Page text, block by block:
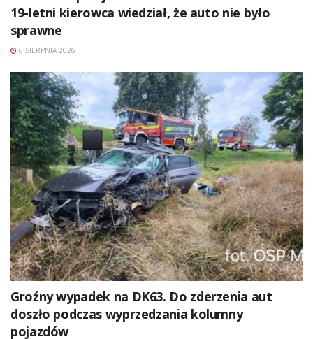
19-letni kierowca wiedział, że auto nie było
sprawne
6 SIERPNIA 2026
Groźny wypadek na DK63. Do zderzenia aut
doszło podczas wyprzedzania kolumny
pojazdów